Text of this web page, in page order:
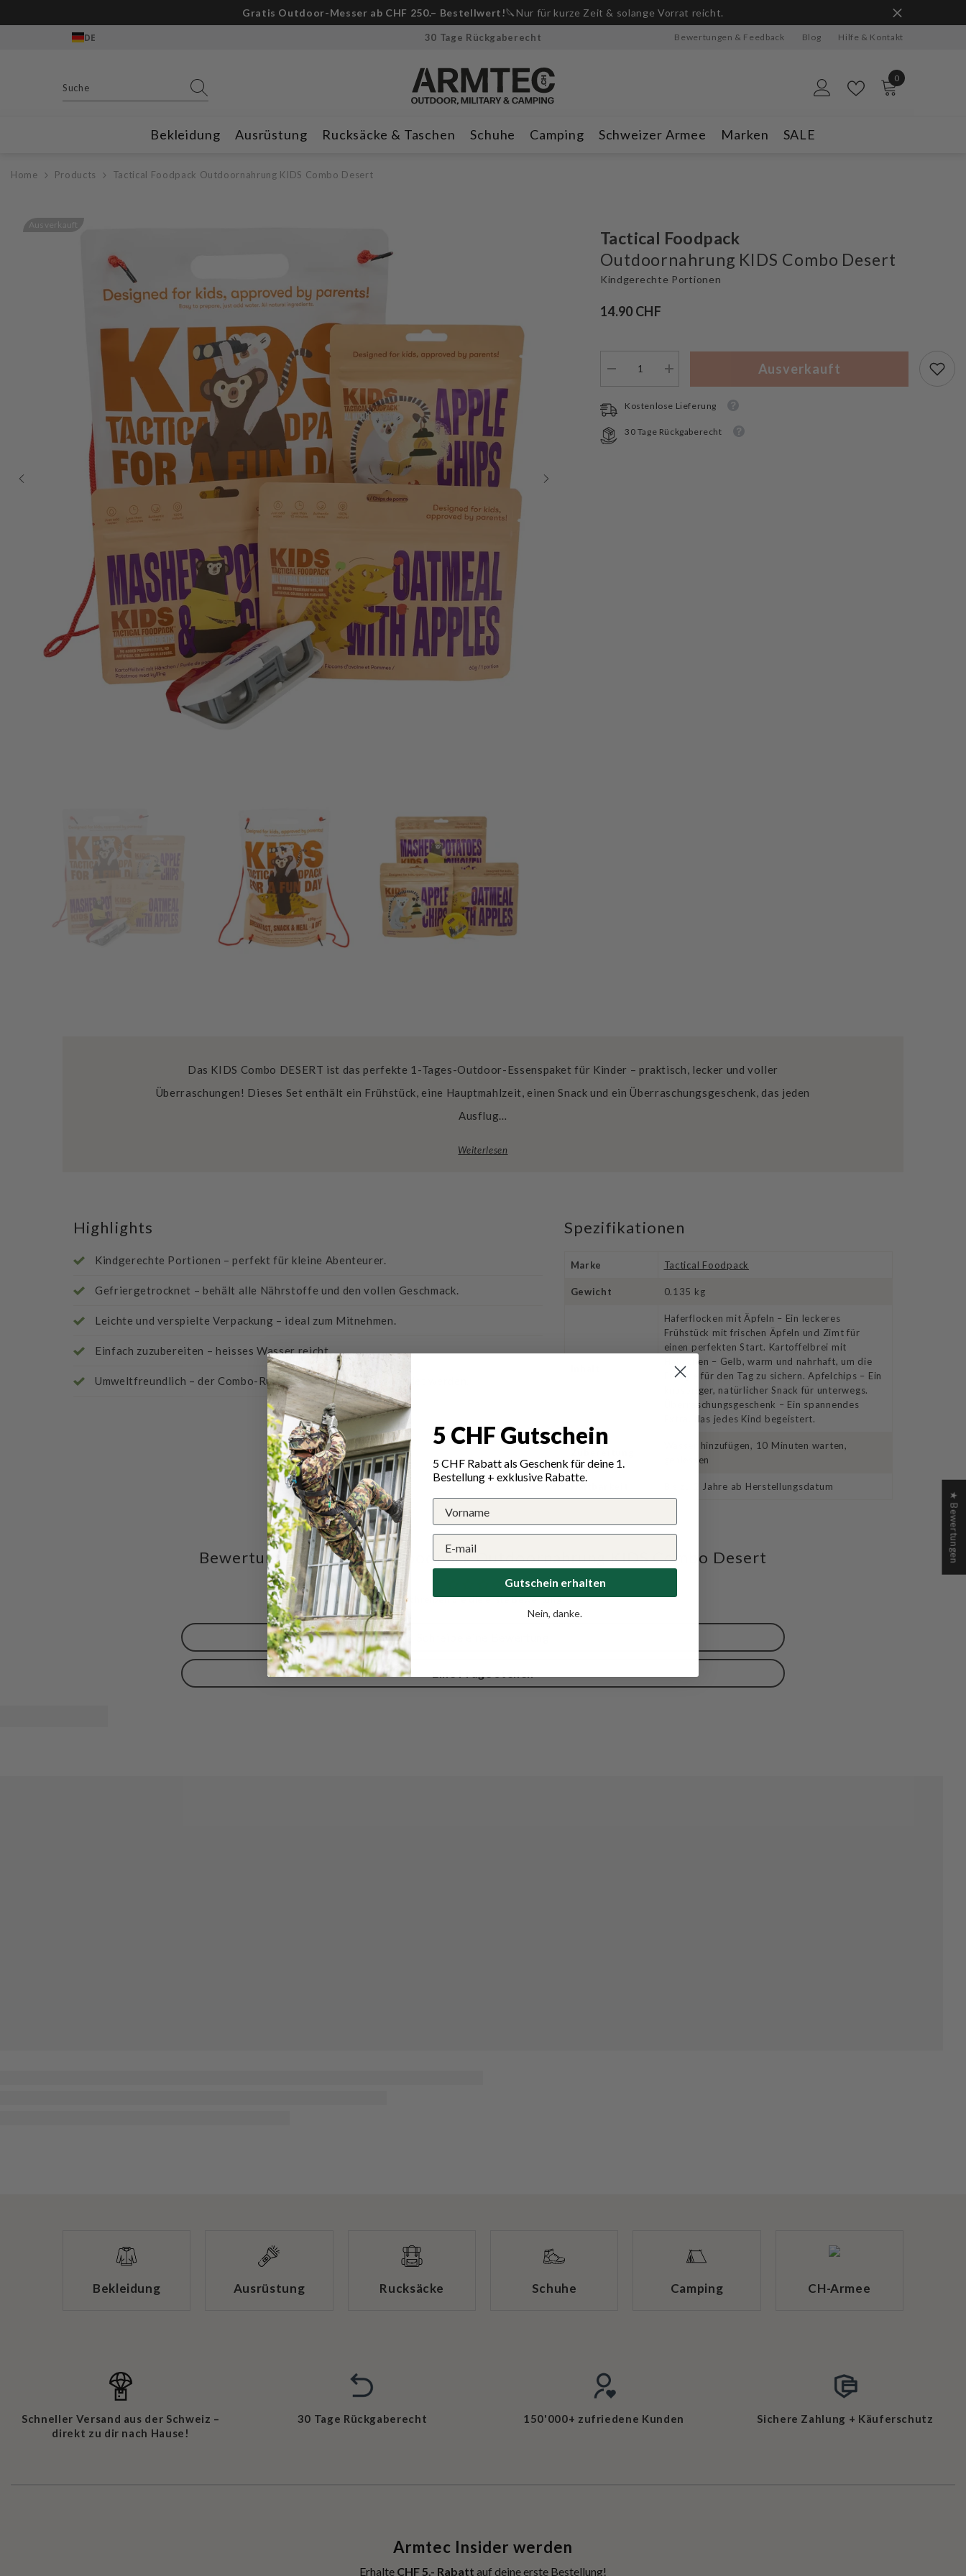
Anmeldung Whatsapp Newsletter📲und CHF 10 Rabatt erhalten
DE 30 Tage Rückgaberecht Bewertungen & Feedback Blog Hilfe & Kontakt
0
0
Bekleidung Ausrüstung Rucksäcke & Taschen Schuhe Camping Schweizer Armee Marken SALE
Home Products Tactical Foodpack Outdoornahrung KIDS Combo Desert
Ausverkauft
Tactical Foodpack
Outdoornahrung KIDS Combo Desert
Kindgerechte Portionen
14.90 CHF
Tactical
Foodpack
Outdoornahrung
KIDS
Menge
Tactical
Outdoornahrung
KIDS
Ausverkauft
Kostenlose Lieferung
30 Tage Rückgaberecht
Das KIDS Combo DESERT ist das perfekte 1-Tages-Outdoor-Essenspaket für Kinder – praktisch, lecker und voller
Überraschungen! Dieses Set enthält ein Frühstück, eine Hauptmahlzeit, einen Snack und ein Überraschungsgeschenk, das jeden
Ausflug…
Weiterlesen
Highlights
Kindgerechte Portionen – perfekt für kleine Abenteurer.
Gefriergetrocknet – behält alle Nährstoffe und den vollen Geschmack.
Leichte und verspielte Verpackung – ideal zum Mitnehmen.
Einfach zuzubereiten – heisses Wasser reicht.
Umweltfreundlich – der Combo-Rucksack kann wiederverwendet werden.
Spezifikationen
Marke Tactical Foodpack
Gewicht 0.135 kg
Haferflocken mit Äpfeln – Ein leckeres
Frühstück mit frischen Äpfeln und Zimt für
einen perfekten Start. Kartoffelbrei mit
Hähnchen – Gelb, warm und nahrhaft, um die
Energie für den Tag zu sichern. Apfelchips – Ein
knuspriger, natürlicher Snack für unterwegs.
Überraschungsgeschenk – Ein spannendes
Extra, das jedes Kind begeistert.
Wasser hinzufügen, 10 Minuten warten,
geniessen
Bis zu 2 Jahre ab Herstellungsdatum
Bewertungen für Tactical Foodpack Outdoornahrung KIDS Combo Desert
Schreiben Sie die erste Bewertung
Bekleidung Ausrüstung Rucksäcke Schuhe Camping CH-Armee
Schneller Versand aus der Schweiz –
direkt zu dir nach Hause!
30 Tage Rückgaberecht 150'000+ zufriedene Kunden Sichere Zahlung + Käuferschutz
Armtec Insider werden
Erhalte CHF 5.- Rabatt auf deine erste Bestellung!
★ Bewertungen
5 CHF Gutschein
5 CHF Rabatt als Geschenk für deine 1.
Bestellung + exklusive Rabatte.
Gutschein erhalten
Nein, danke.